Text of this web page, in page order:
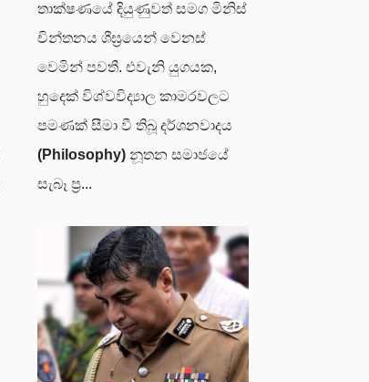
තාක්ෂණයේ දියුණුවත් සමග මිනිස්
චින්තනය ශීඝ්‍රයෙන් වෙනස්
වෙමින් පවතී. එවැනි යුගයක,
හුදෙක් විශ්වවිද්‍යාල කාමරවලට
පමණක් සීමා වී තිබූ දර්ශනවාදය
(Philosophy)නූතන සමාජයේ
සැබෑ ප්‍ර...